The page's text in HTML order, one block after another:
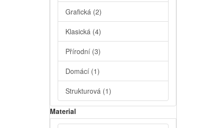
Grafická (2)
Klasická (4)
Přírodní (3)
Domácí (1)
Strukturová (1)
Material